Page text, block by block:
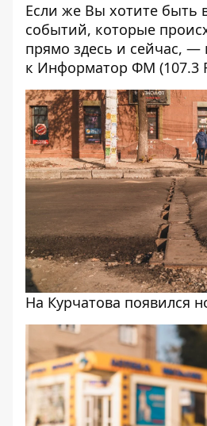
Если же Вы хотите быть
событий, которые
прямо здесь и сейчас, —
к Информатор ФМ (107.3
На Курчатова появился